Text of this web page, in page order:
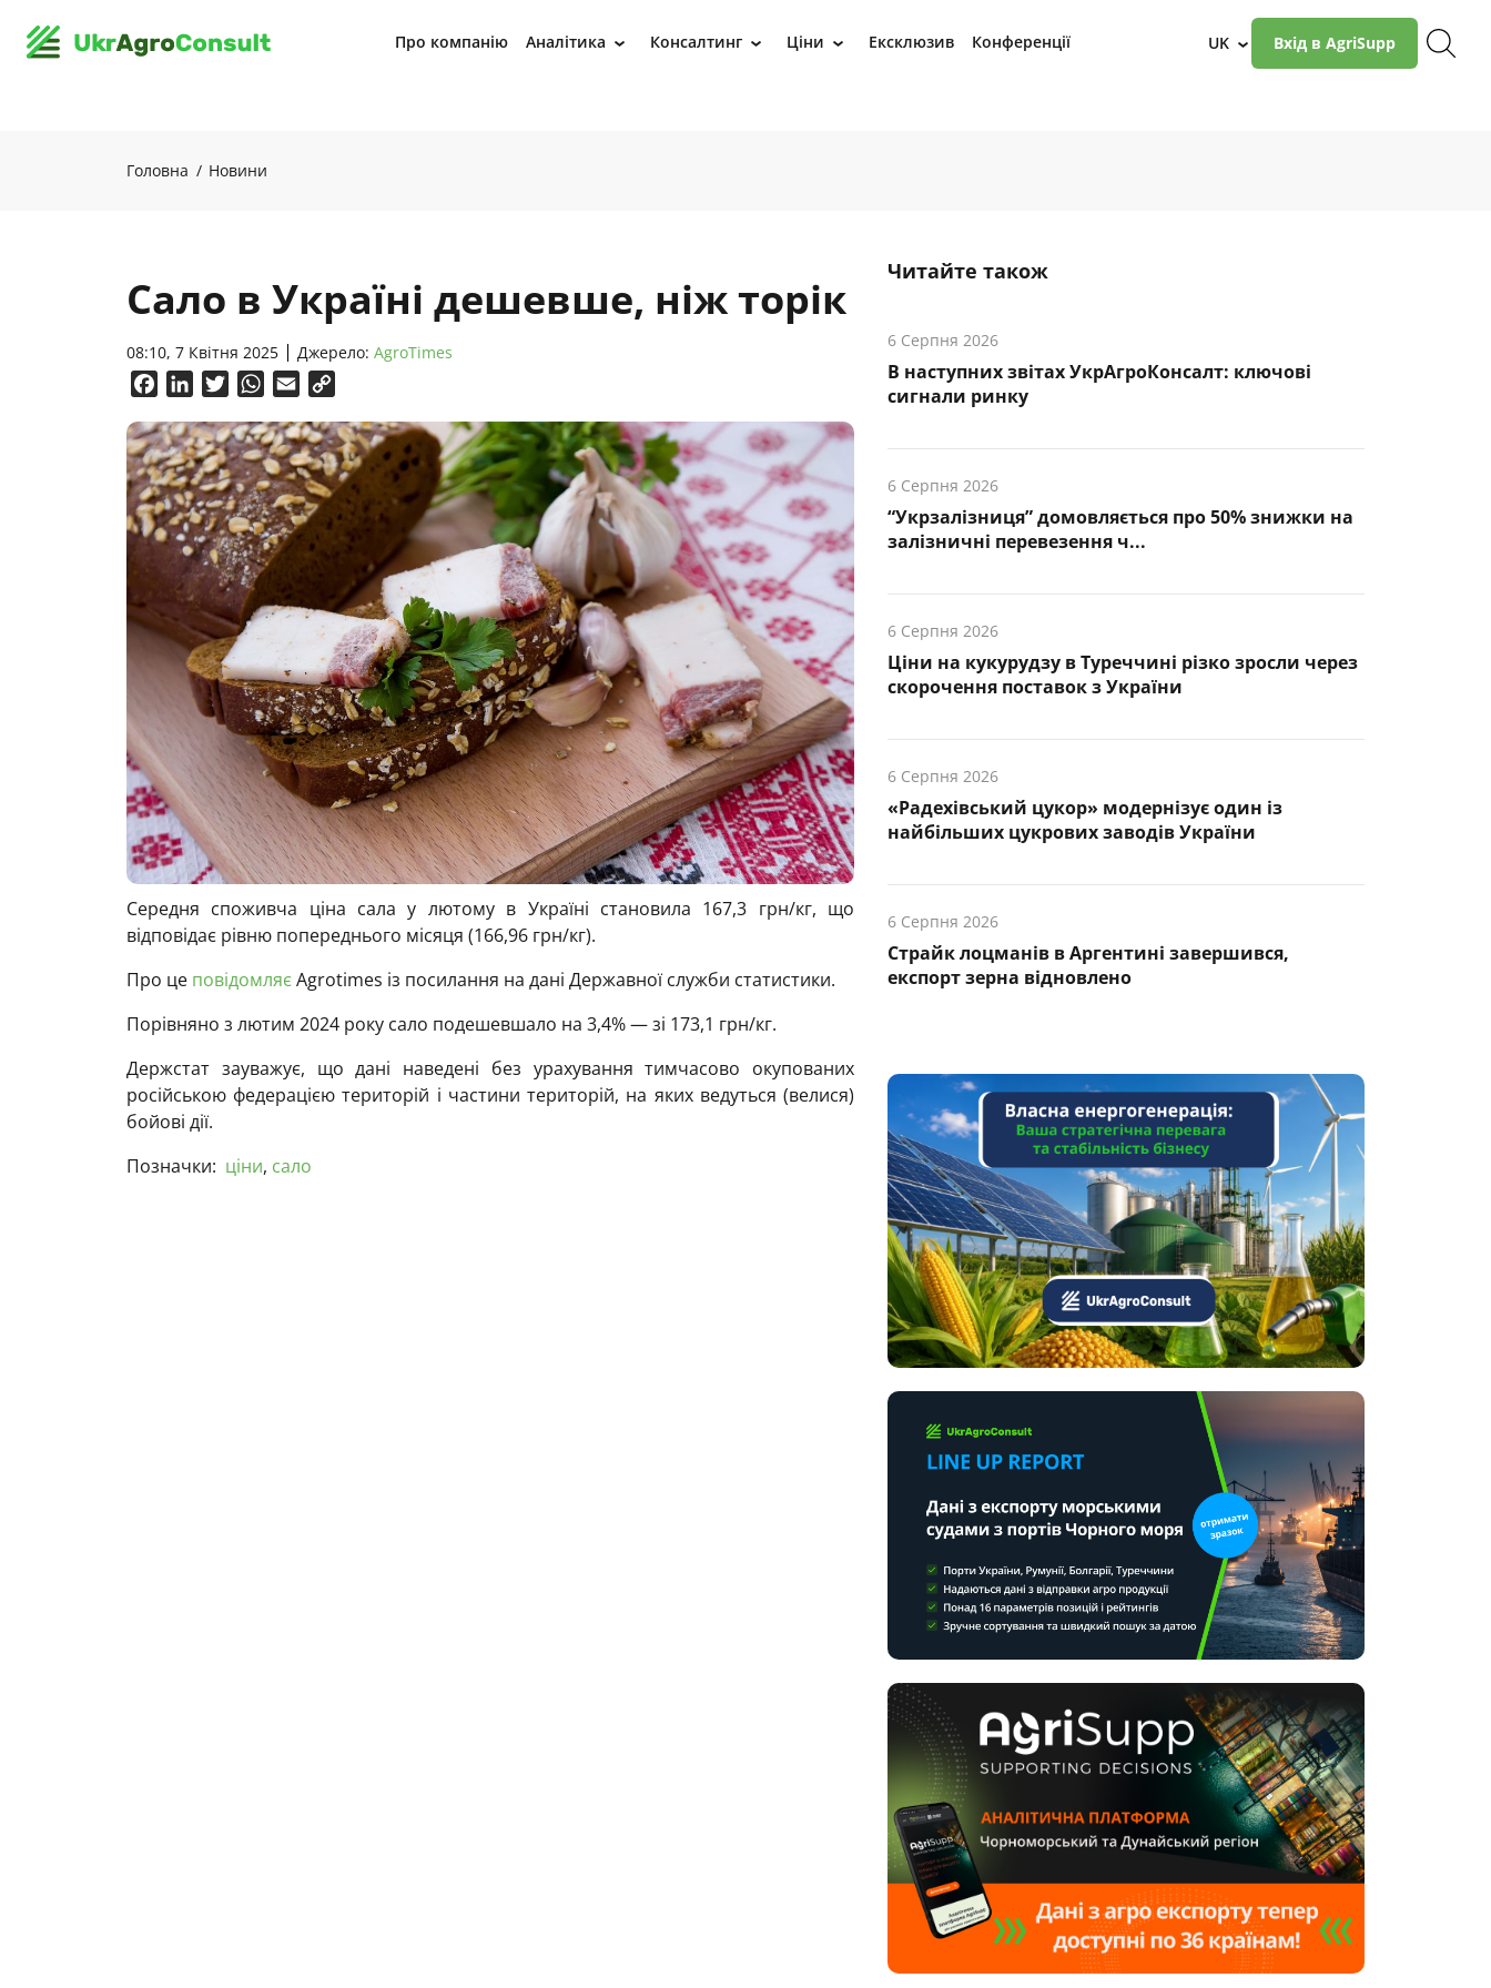
Про компанію Аналітика › Консалтинг › Ціни › Ексклюзив Конференції UK › Вхід в AgriSupp
Головна Новини
Сало в Україні дешевше, ніж торік
08:10, 7 Квітня 2025 Джерело: AgroTimes
FacebookLinkedInTwitterWhatsApp
Email
Середня споживча ціна сала у лютому в Україні становила 167,3 грн/кг, що
відповідає рівню попереднього місяця (166,96 грн/кг).
Про це повідомляєAgrotimes із посилання на дані Державної служби статистики.
Порівняно з лютим 2024 року сало подешевшало на 3,4% — зі 173,1 грн/кг.
Держстат зауважує, що дані наведені без урахування тимчасово окупованих
російською федерацією територій і частини територій, на яких ведуться (велися)
бойові дії.
Позначки: ціни, сало
Читайте також
6 Серпня 2026
В наступних звітах УкрАгроКонсалт: ключові
cигнали ринку
6 Серпня 2026
“Укрзалізниця” домовляється про 50% знижки на
залізничні перевезення ч...
6 Серпня 2026
Ціни на кукурудзу в Туреччині різко зросли через
скорочення поставок з України
6 Серпня 2026
«Радехівський цукор» модернізує один із
найбільших цукрових заводів України
6 Серпня 2026
Страйк лоцманів в Аргентині завершився,
експорт зерна відновлено